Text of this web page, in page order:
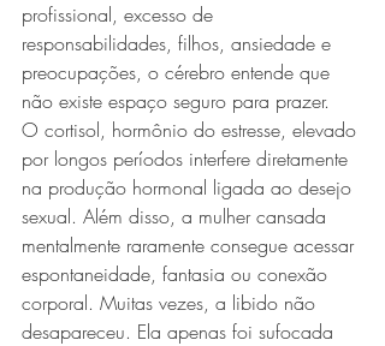
profissional, excesso de
responsabilidades, filhos, ansiedade e
preocupações, o cérebro entende que
não existe espaço seguro para prazer.
O cortisol, hormônio do estresse, elevado
por longos períodos interfere diretamente
na produção hormonal ligada ao desejo
sexual. Além disso, a mulher cansada
mentalmente raramente consegue acessar
espontaneidade, fantasia ou conexão
corporal. Muitas vezes, a libido não
desapareceu. Ela apenas foi sufocada